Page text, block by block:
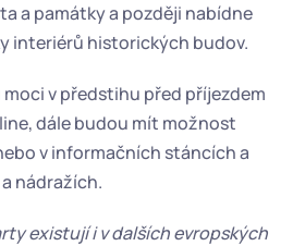
a památky a později nabídne
interiérů historických budov.
v předstihu před příjezdem
dále budou mít možnost
v informačních stáncích a
nádražích.
existují i v dalších evropských